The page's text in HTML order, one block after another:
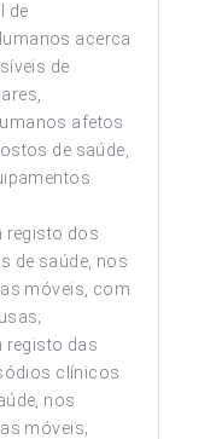
de
acerca
de
afetos
de saúde,
registo dos
de saúde, nos
móveis, com
registo das
clínicos
nos
móveis;